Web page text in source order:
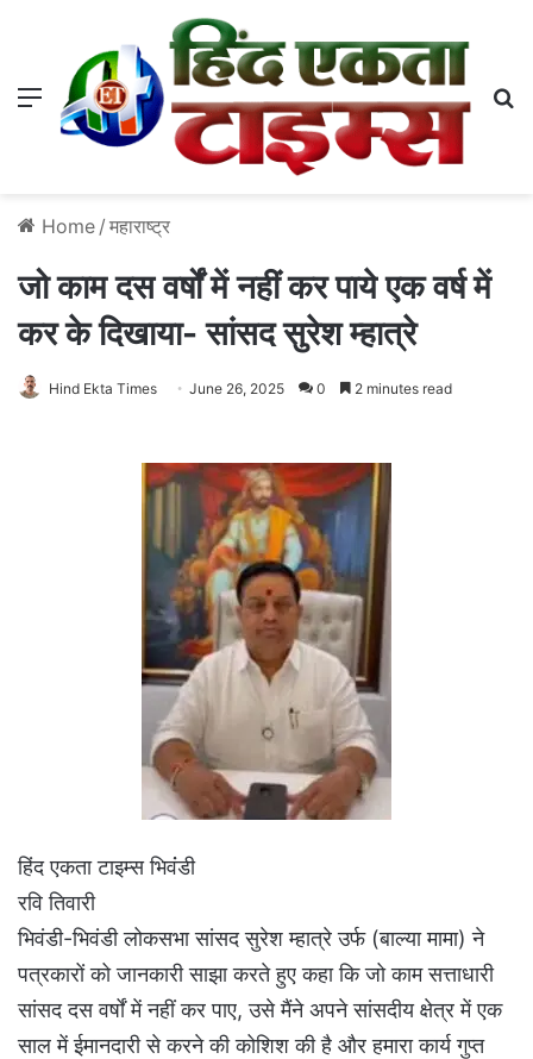
Menu
Home / महाराष्ट्र
जो काम दस वर्षों में नहीं कर पाये एक वर्ष में
कर के दिखाया- सांसद सुरेश म्हात्रे
Hind Ekta Times June 26, 2025 0 2 minutes read
हिंद एकता टाइम्स भिवंंडी
रवि तिवारी
भिवंडी-भिवंडी लोकसभा सांसद सुरेश म्हात्रे उर्फ ​​(बाल्या मामा) ने
पत्रकारों को जानकारी साझा करते हुए कहा कि जो काम सत्ताधारी
सांसद दस वर्षों में नहीं कर पाए, उसे मैंने अपने सांसदीय क्षेत्र में एक
साल में ईमानदारी से करने की कोशिश की है और हमारा कार्य गुप्त